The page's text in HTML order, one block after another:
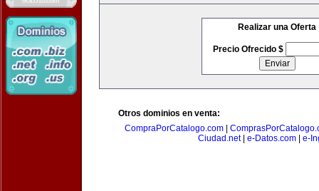
Realizar una Oferta
Precio Ofrecido $
Otros dominios en venta:
CompraPorCatalogo.com|
Ciudad.net| e-Datos.com| e-